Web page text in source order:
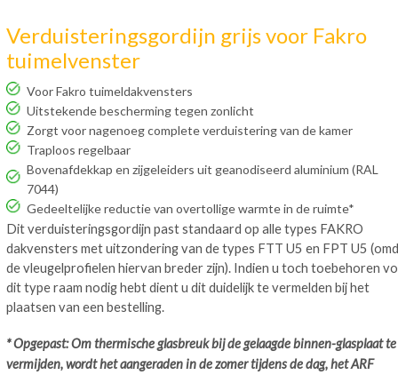
Verduisteringsgordijn grijs voor Fakro
tuimelvenster
Voor Fakro tuimeldakvensters
Uitstekende bescherming tegen zonlicht
Zorgt voor nagenoeg complete verduistering van de kamer
Traploos regelbaar
Bovenafdekkap en zijgeleiders uit geanodiseerd aluminium (RAL
7044)
Gedeeltelijke reductie van overtollige warmte in de ruimte*
Dit verduisteringsgordijn past standaard op alle types FAKRO
dakvensters met uitzondering van de types FTT U5 en FPT U5
de vleugelprofielen hiervan breder zijn). Indien u toch toebehoren
dit type raam nodig hebt dient u dit duidelijk te vermelden bij het
plaatsen van een bestelling.
* Opgepast: Om thermische glasbreuk bij de gelaagde binnen-glasplaat te
vermijden, wordt het aangeraden in de zomer tijdens de dag, het ARF